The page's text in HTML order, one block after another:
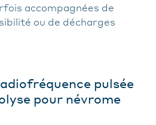
accompagnées de
ou de décharges
pulsée
pour névrome